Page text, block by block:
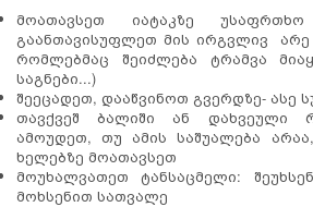
მოათავსეთ იატაკზე
გაანთავისუფლეთ მის ირგვლივ არე
რომლებმაც შეიძლება ტრამვა
საგნები...)
შეეცადეთ, დააწვინოთ გვერდზე- ასე
თავქვეშ ბალიში ან დახვეული
ამოუდეთ, თუ ამის საშუალება
ხელებზე მოათავსეთ
მოუხალვათეთ ტანსაცმელი:
მოხსენით სათვალე